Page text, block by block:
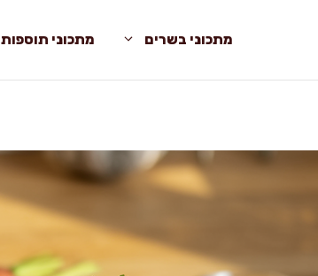
מתכוני בשרים מתכוני תוספות